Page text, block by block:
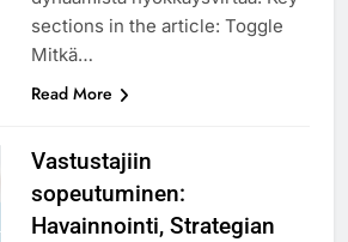
sections in the article: Toggle
Mitkä…
Read More
Vastustajiin
sopeutuminen:
Havainnointi, Strategian